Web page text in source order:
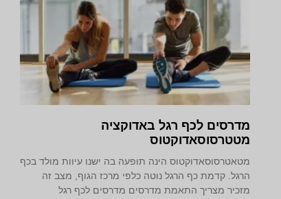
מדרסים לכף רגל באדוקציה
מטטרסוסאדוקטוס
מטאטרסוסאדוקטוס הינה תופעה בה ישנו עיוות מולד בכף
הרגל. קדמת כף הרגל נוטה כלפי מרכז הגוף, מצב זה
מזכיר מצריך התאמת מדרסים מדרסים לכף רגל